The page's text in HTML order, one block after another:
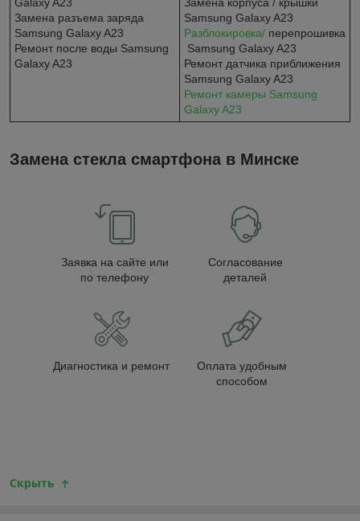
Замена разъема заряда
Samsung Galaxy A23
Ремонт после воды Samsung
Galaxy A23
Samsung Galaxy A23
Разблокировка/ перепрошивка
Samsung Galaxy A23
Ремонт датчика приближения
Samsung Galaxy A23
Ремонт камеры Samsung
Galaxy A23
Замена стекла смартфона в Минске
Заявка на сайте или
по телефону
Согласование
деталей
Диагностика и ремонт
Оплата удобным
способом
Скрыть